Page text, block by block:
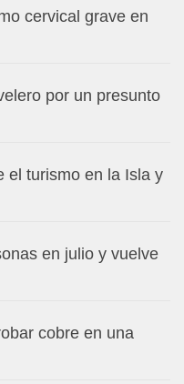
cervical grave en
por un presunto
el turismo en la Isla y
en julio y vuelve
cobre en una